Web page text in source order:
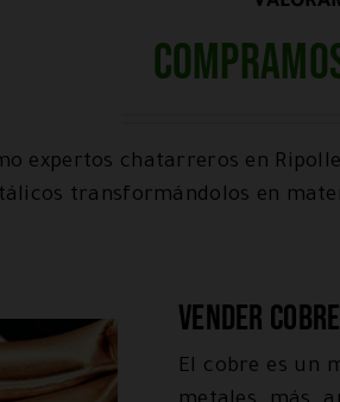
expertos chatarreros en
transformándolos en
Vender cobre
El cobre es un